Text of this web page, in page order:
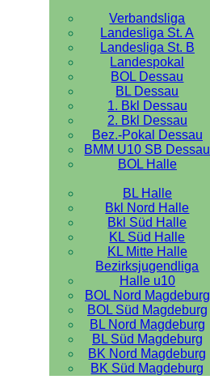
Verbandsliga
Landesliga St. A
Landesliga St. B
Landespokal
BOL Dessau
BL Dessau
1. Bkl Dessau
2. Bkl Dessau
Bez.-Pokal Dessau
BMM U10 SB Dessau
BOL Halle
BL Halle
Bkl Nord Halle
Bkl Süd Halle
KL Süd Halle
KL Mitte Halle
Bezirksjugendliga
Halle u10
BOL Nord Magdeburg
BOL Süd Magdeburg
BL Nord Magdeburg
BL Süd Magdeburg
BK Nord Magdeburg
BK Süd Magdeburg